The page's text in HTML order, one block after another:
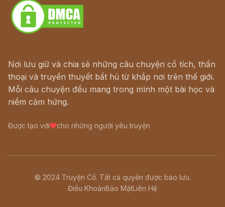
Nơi lưu giữ và chia sẻ những câu chuyện cổ tích, thần
thoại và truyền thuyết bất hủ từ khắp nơi trên thế giới.
Mỗi câu chuyện đều mang trong mình một bài học và
niềm cảm hứng.
Được tạo với cho những người yêu truyện
© 2024 Truyện Cổ. Tất cả quyền được bảo lưu.
Điều KhoảnBảo MậtLiên Hệ